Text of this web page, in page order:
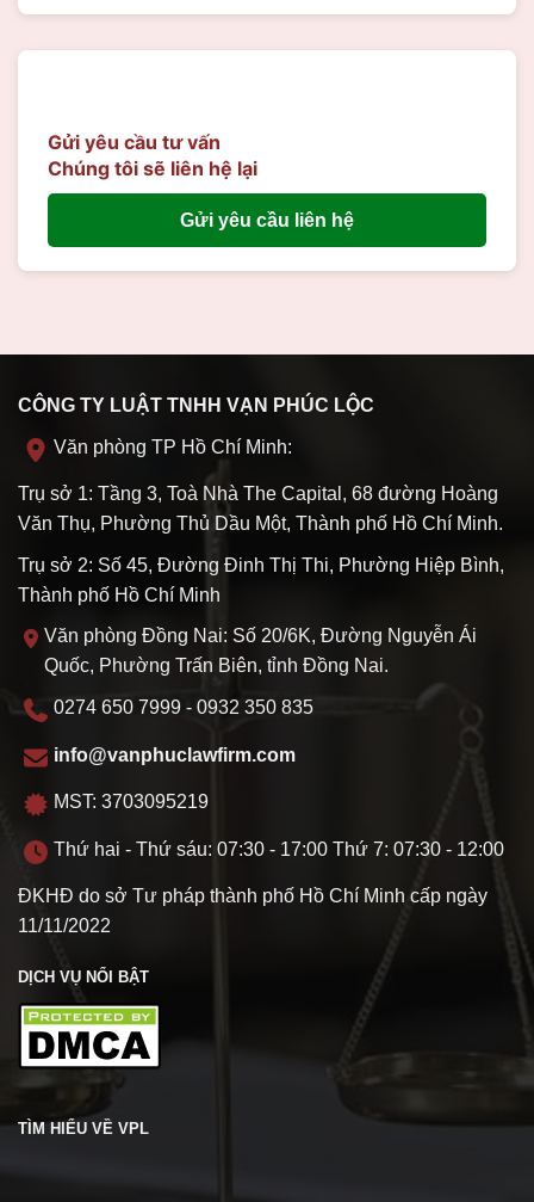
Gửi yêu cầu tư vấn
Chúng tôi sẽ liên hệ lại
Gửi yêu cầu liên hệ
CÔNG TY LUẬT TNHH VẠN PHÚC LỘC
Văn phòng TP Hồ Chí Minh:
Trụ sở 1: Tầng 3, Toà Nhà The Capital, 68 đường Hoàng
Văn Thụ, Phường Thủ Dầu Một, Thành phố Hồ Chí Minh.
Trụ sở 2: Số 45, Đường Đinh Thị Thi, Phường Hiệp Bình,
Thành phố Hồ Chí Minh
Văn phòng Đồng Nai: Số 20/6K, Đường Nguyễn Ái
Quốc, Phường Trấn Biên, tỉnh Đồng Nai.
0274 650 7999 - 0932 350 835
info@vanphuclawfirm.com
MST: 3703095219
Thứ hai - Thứ sáu: 07:30 - 17:00 Thứ 7: 07:30 - 12:00
ĐKHĐ do sở Tư pháp thành phố Hồ Chí Minh cấp ngày
11/11/2022
DỊCH VỤ NỔI BẬT
TÌM HIỂU VỀ VPL